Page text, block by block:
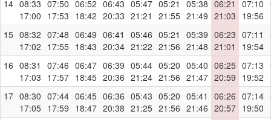
14 08:33
17:00
07:50
17:53
06:52
18:42
06:43
20:33
05:47
21:21
05:21
21:55
05:38
21:49
06:21
21:03
07:10
19:56
15 08:32
17:02
07:48
17:55
06:49
18:43
06:41
20:34
05:46
21:22
05:21
21:56
05:39
21:48
06:23
21:01
07:11
19:54
16 08:31
17:03
07:46
17:57
06:47
18:45
06:39
20:36
05:44
21:24
05:20
21:56
05:40
21:47
06:25
20:59
07:13
19:52
17 08:30
17:05
07:44
17:59
06:45
18:47
06:36
20:38
05:43
21:25
05:20
21:56
05:41
21:46
06:26
20:57
07:14
19:50